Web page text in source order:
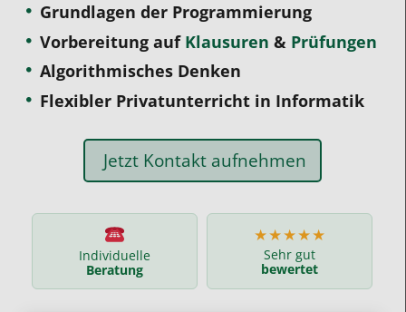
Grundlagen der Programmierung
Vorbereitung auf Klausuren & Prüfungen
Algorithmisches Denken
Flexibler Privatunterricht in Informatik
Jetzt Kontakt aufnehmen
Individuelle
Beratung
★★★★★
Sehr gut
bewertet